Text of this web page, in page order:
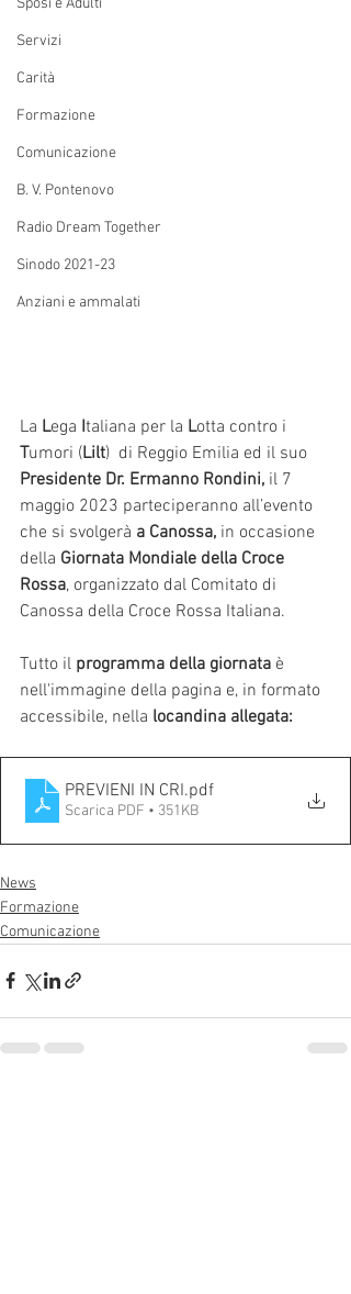
Sposi e Adulti
Servizi
Carità
Formazione
Comunicazione
B. V. Pontenovo
Radio Dream Together
Sinodo 2021-23
Anziani e ammalati
La Lega Italiana per la Lotta contro i
Tumori (Lilt)  di Reggio Emilia ed il suo
Presidente Dr. Ermanno Rondini, il 7
maggio 2023 parteciperanno all’evento
che si svolgerà a Canossa, in occasione
della Giornata Mondiale della Croce
Rossa, organizzato dal Comitato di
Canossa della Croce Rossa Italiana.
Tutto il programma della giornata è
nell'immagine della pagina e, in formato
accessibile, nella locandina allegata:
PREVIENI IN CRI.pdf
Scarica PDF • 351KB
News
Formazione
Comunicazione